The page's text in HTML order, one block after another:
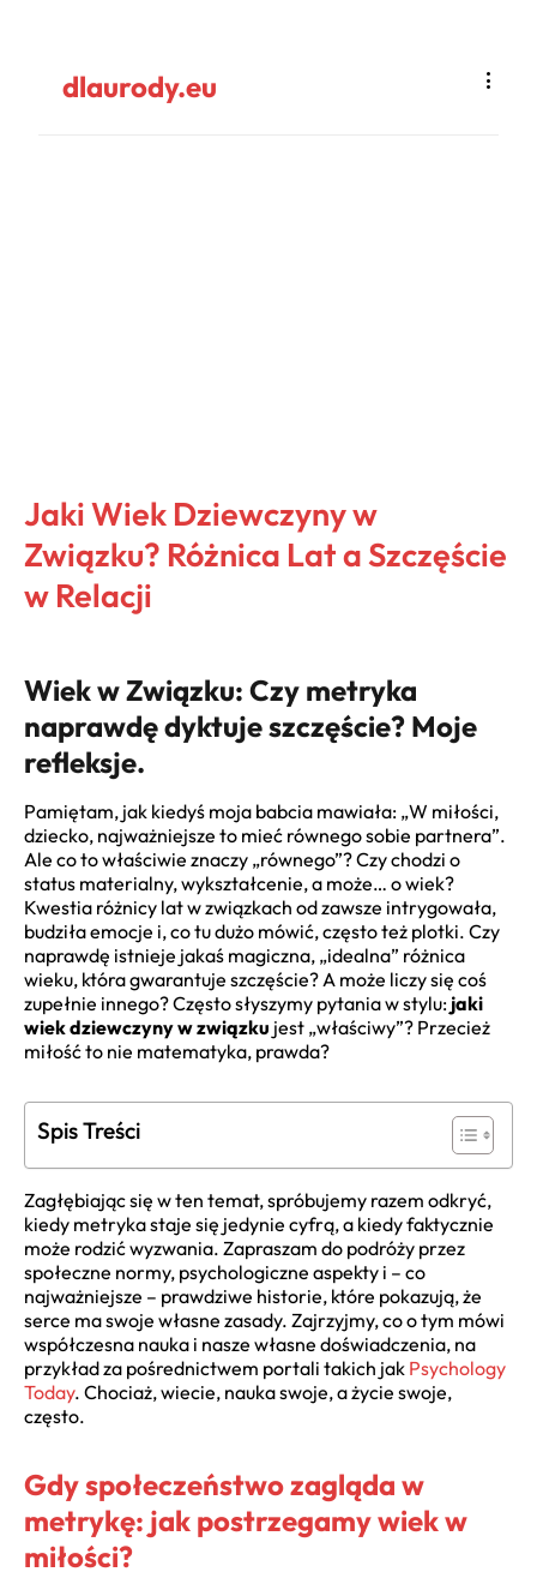
dlaurody.eu
Jaki Wiek Dziewczyny w
Związku? Różnica Lat a Szczęście
w Relacji
Wiek w Związku: Czy metryka
naprawdę dyktuje szczęście? Moje
refleksje.
Pamiętam, jak kiedyś moja babcia mawiała: „W miłości,
dziecko, najważniejsze to mieć równego sobie partnera”.
Ale co to właściwie znaczy „równego”? Czy chodzi o
status materialny, wykształcenie, a może… o wiek?
Kwestia różnicy lat w związkach od zawsze intrygowała,
budziła emocje i, co tu dużo mówić, często też plotki. Czy
naprawdę istnieje jakaś magiczna, „idealna” różnica
wieku, która gwarantuje szczęście? A może liczy się coś
zupełnie innego? Często słyszymy pytania w stylu: jaki
wiek dziewczyny w związku jest „właściwy”? Przecież
miłość to nie matematyka, prawda?
Spis Treści
Zagłębiając się w ten temat, spróbujemy razem odkryć,
kiedy metryka staje się jedynie cyfrą, a kiedy faktycznie
może rodzić wyzwania. Zapraszam do podróży przez
społeczne normy, psychologiczne aspekty i – co
najważniejsze – prawdziwe historie, które pokazują, że
serce ma swoje własne zasady. Zajrzyjmy, co o tym mówi
współczesna nauka i nasze własne doświadczenia, na
przykład za pośrednictwem portali takich jak Psychology
Today. Chociaż, wiecie, nauka swoje, a życie swoje,
często.
Gdy społeczeństwo zagląda w
metrykę: jak postrzegamy wiek w
miłości?